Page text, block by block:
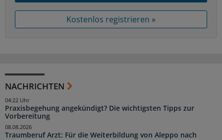
Kostenlos registrieren »
NACHRICHTEN
Praxisbegehung angekündigt? Die wichtigsten Tipps zur
Vorbereitung
04:22 Uhr
Traumberuf Arzt: Für die Weiterbildung von Aleppo nach
08.08.2026